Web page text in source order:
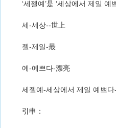
‘세젤예’是 ‘세상에서 제일 예
세-세상--世上
젤-제일-最
예-예쁘다-漂亮
세젤예-세상에서 제일 예쁘
引申：